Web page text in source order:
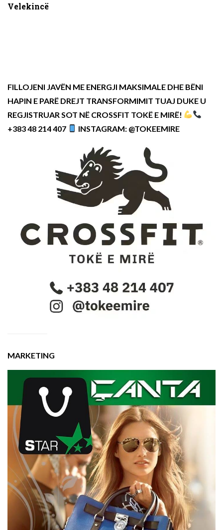
Velekincë
FILLOJENI JAVËN ME ENERGJI MAKSIMALE DHE BËNI
HAPIN E PARË DREJT TRANSFORMIMIT TUAJ DUKE U
REGJISTRUAR SOT NË CROSSFIT TOKË E MIRË!
+383 48 214 407
INSTAGRAM: @TOKEEMIRE
MARKETING